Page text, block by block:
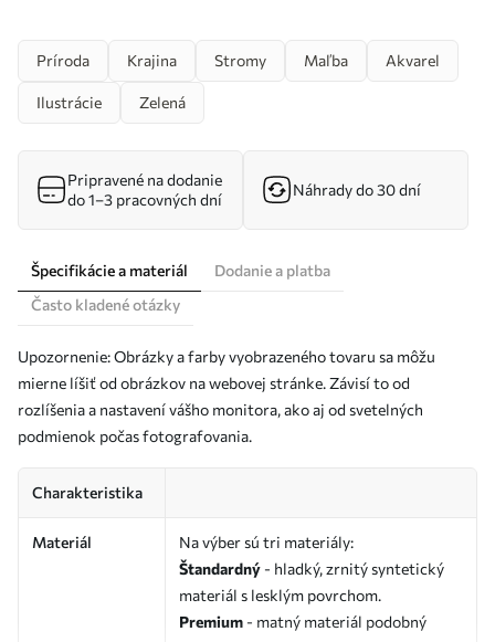
Príroda Krajina Stromy Maľba Akvarel
Ilustrácie Zelená
Pripravené na dodanie
do 1–3 pracovných dní
Náhrady do 30 dní
Špecifikácie a materiál
Dodanie a platba
Často kladené otázky
Upozornenie: Obrázky a farby vyobrazeného tovaru sa môžu
mierne líšiť od obrázkov na webovej stránke. Závisí to od
rozlíšenia a nastavení vášho monitora, ako aj od svetelných
podmienok počas fotografovania.
Charakteristika
Materiál
Na výber sú tri materiály:
Štandardný - hladký, zrnitý syntetický
materiál s lesklým povrchom.
Premium - matný materiál podobný